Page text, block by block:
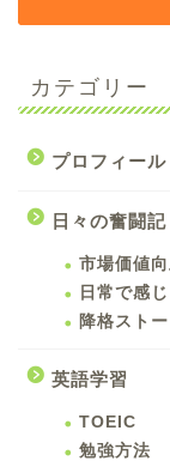
カテゴリー
プロフィール
日々の奮闘記
市場価値
日常で感
降格スト
英語学習
TOEIC
勉強方法